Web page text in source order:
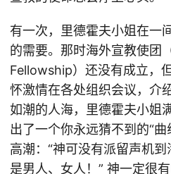
有一次，里德霍夫小姐在一
的需要。那时海外宣教使团
Fellowship）还没有成立，
怀激情在各处组织会议，介
如潮的人海，里德霍夫小姐
出了一个你永远猜不到的“
高潮：“神可没有派留声机
是男人、女人！” 神一定很